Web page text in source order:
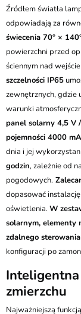
Źródłem światła
odpowiadają za
świecenia 70° ×
powierzchni przed
ściennym nad
szczelności IP65
zewnętrznych, gdzie
warunki
panel solarny 4,5 V
pojemności 4000
dnia i jej
godzin, zależnie od
pogodowych.
dopasować
oświetlenia.W
solarnym, elementy
zdalnego sterowania
konfiguracji po
zmierzchu
Najważniejszą